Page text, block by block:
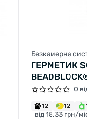
Безкамерна
ГЕРМЕТИК
ГРАНУЛАМИ
0
12 12
від 18.33 грн/